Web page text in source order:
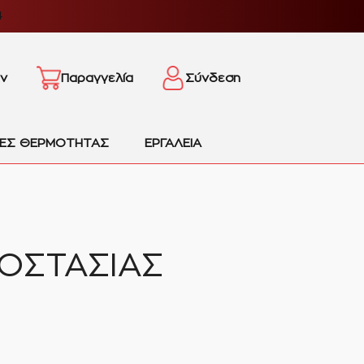
Παραγγελία Σύνδεση
ΘΕΡΜΟΤΗΤΑΣ ΕΡΓΑΛΕΙΑ